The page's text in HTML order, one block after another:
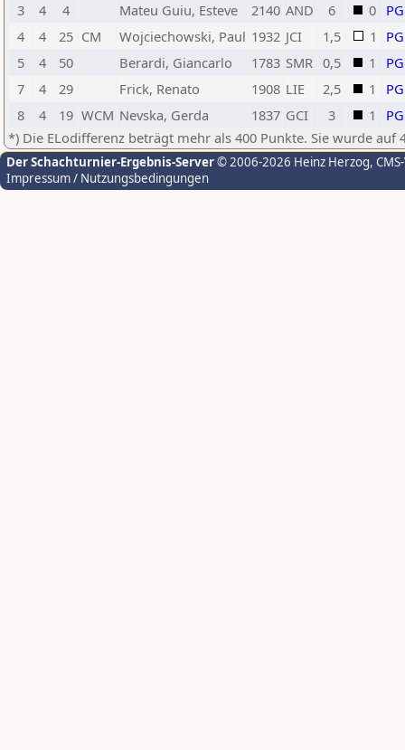
3
4 4 Mateu Guiu, Esteve 2140 AND 6 0
4
4 25 CM Wojciechowski, Paul 1932 JCI 1,5 1
5
4 50 Berardi, Giancarlo 1783 SMR 0,5 1
7
4 29 Frick, Renato 1908 LIE 2,5 1
8
4 19 WCM Nevska, Gerda 1837 GCI 3 1
*) Die ELodifferenz beträgt mehr als 400 Punkte. Sie wurde auf
Der Schachturnier-Ergebnis-Server© 2006-2026 Heinz Herzog,
Impressum / Nutzungsbedingungen